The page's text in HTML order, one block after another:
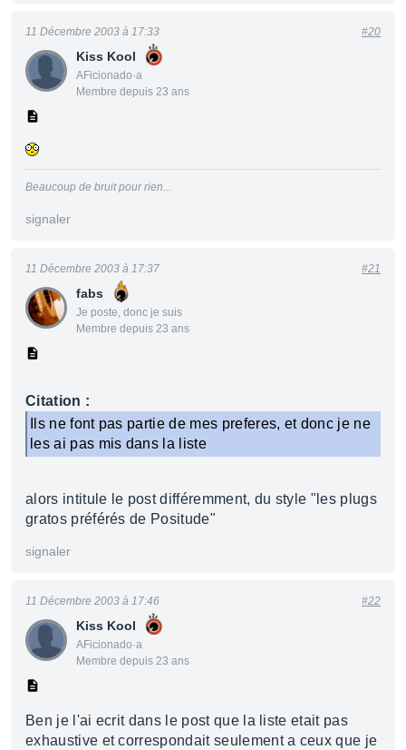
Kiss Kool
AFicionado·a
Membre depuis 23 ans
11 Décembre 2003 à 17:33 #20
Beaucoup de bruit pour rien...
signaler
fabs
Je poste, donc je suis
Membre depuis 23 ans
11 Décembre 2003 à 17:37 #21
Citation :
Ils ne font pas partie de mes preferes, et donc je ne
les ai pas mis dans la liste
alors intitule le post différemment, du style "les plugs
gratos préférés de Positude"
signaler
Kiss Kool
AFicionado·a
Membre depuis 23 ans
11 Décembre 2003 à 17:46 #22
Ben je l'ai ecrit dans le post que la liste etait pas
exhaustive et correspondait seulement a ceux que je